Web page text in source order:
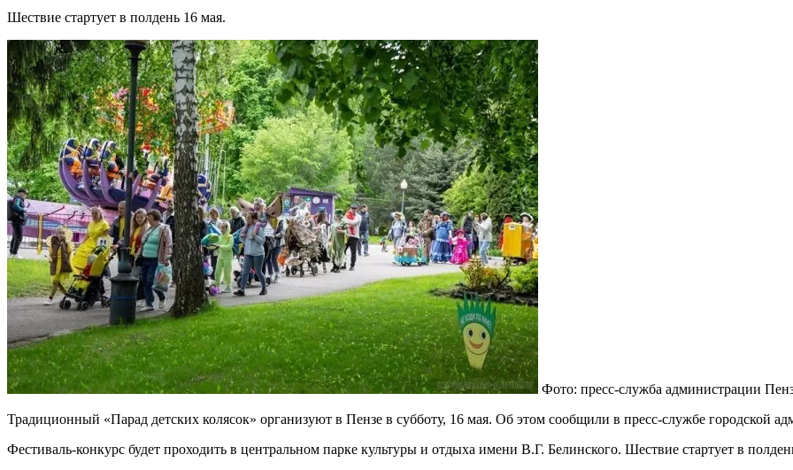
Шествие стартует в полдень 16 мая.
Фото: пресс-служба администрации
Традиционный «Парад детских колясок» организуют в Пензе в субботу, 16 мая. Об этом сообщили в пресс-службе городской
Фестиваль-конкурс будет проходить в центральном парке культуры и отдыха имени В.Г. Белинского. Шествие стартует в